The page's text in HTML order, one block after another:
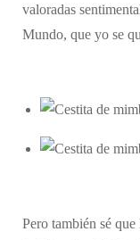
valoradas
Mundo, que yo se
Pero también sé